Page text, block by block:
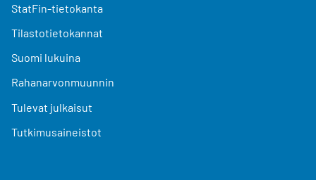
StatFin-tietokanta
Tilastotietokannat
Suomi lukuina
Rahanarvonmuunnin
Tulevat julkaisut
Tutkimusaineistot